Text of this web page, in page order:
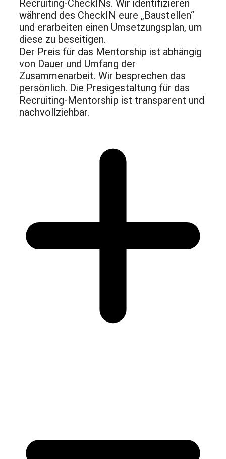
Recruiting-CheckINs. Wir identifizieren
während des CheckIN eure „Baustellen“
und erarbeiten einen Umsetzungsplan, um
diese zu beseitigen.
Der Preis für das Mentorship ist abhängig
von Dauer und Umfang der
Zusammenarbeit. Wir besprechen das
persönlich. Die Presigestaltung für das
Recruiting-Mentorship ist transparent und
nachvollziehbar.